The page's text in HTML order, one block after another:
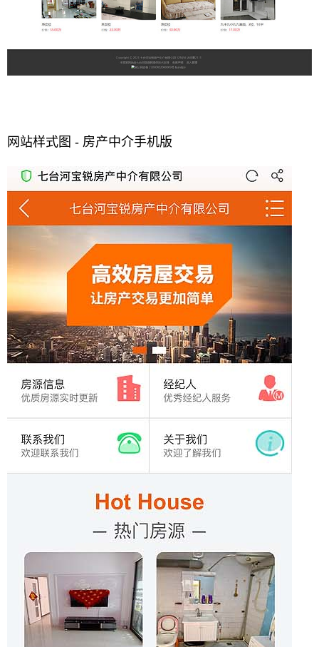
网站样式图 - 房产中介手机版